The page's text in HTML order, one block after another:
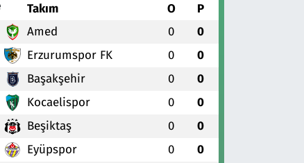
Takım O P
Amed 0 0
Erzurumspor FK 0 0
Başakşehir 0 0
Kocaelispor 0 0
Beşiktaş 0 0
Eyüpspor 0 0